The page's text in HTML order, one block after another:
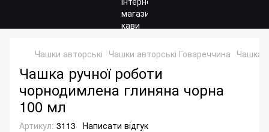
Чашки авторські Чашки авторські Говареччина Чашка
Чашка ручної роботи
чорнодимлена глиняна чорна
100 мл
Артикул: 3113 Написати відгук